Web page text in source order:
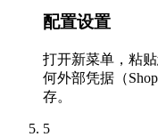
配置设置
打开新菜单，粘
何外部凭据（
存。
5